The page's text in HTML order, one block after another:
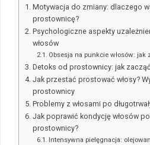
Motywacja do zmiany: dlaczego
prostownicę?
Psychologiczne aspekty
włosów
Obsesja na punkcie włosów: jak
Detoks od prostownicy: jak
Jak przestać prostować włosy?
prostownicy
Problemy z włosami po
Jak poprawić kondycję włosów
prostownicy?
Intensywna pielęgnacja: